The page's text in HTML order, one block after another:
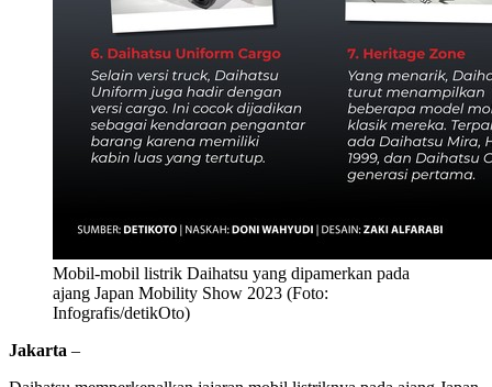
Mobil-mobil listrik Daihatsu yang dipamerkan pada
ajang Japan Mobility Show 2023 (Foto:
Infografis/detikOto)
Jakarta –